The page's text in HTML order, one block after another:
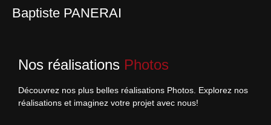
Baptiste PANERAI
Nos réalisations Photos
Découvrez nos plus belles réalisations Photos. Explorez nos
réalisations et imaginez votre projet avec nous!